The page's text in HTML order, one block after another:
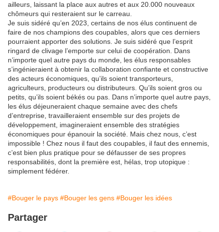
ailleurs, laissant la place aux autres et aux 20.000 nouveaux
chômeurs qui resteraient sur le carreau.
Je suis sidéré qu’en 2023, certains de nos élus continuent de
faire de nos champions des coupables, alors que ces derniers
pourraient apporter des solutions. Je suis sidéré que l’esprit
ringard de clivage l’emporte sur celui de coopération. Dans
n’importe quel autre pays du monde, les élus responsables
s’ingénieraient à obtenir la collaboration confiante et constructive
des acteurs économiques, qu’ils soient transporteurs,
agriculteurs, producteurs ou distributeurs. Qu’ils soient gros ou
petits, qu’ils soient békés ou pas. Dans n’importe quel autre pays,
les élus déjeuneraient chaque semaine avec des chefs
d’entreprise, travailleraient ensemble sur des projets de
développement, imagineraient ensemble des stratégies
économiques pour épanouir la société. Mais chez nous, c’est
impossible ! Chez nous il faut des coupables, il faut des ennemis,
c’est bien plus pratique pour se défausser de ses propres
responsabilités, dont la première est, hélas, trop utopique :
simplement fédérer.
#Bouger le pays #Bouger les gens #Bouger les idées
Partager